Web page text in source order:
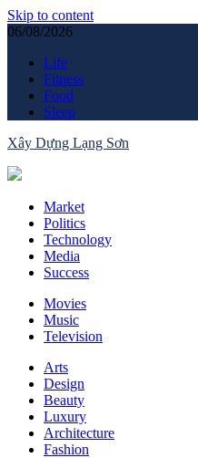
Skip to content
06/08/2026
Life
Fitness
Food
Sleep
Xây Dựng Lạng Sơn
Market
Politics
Technology
Media
Success
Movies
Music
Television
Arts
Design
Beauty
Luxury
Architecture
Fashion